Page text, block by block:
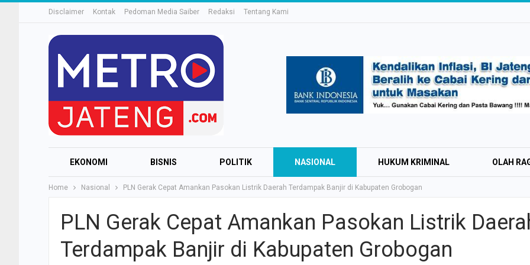
Disclaimer Kontak Pedoman Media Saiber Redaksi Tentang Kami
EKONOMI BISNIS POLITIK NASIONAL HUKUM KRIMINAL OLAH
Home Nasional PLN Gerak Cepat Amankan Pasokan Listrik Daerah Terdampak Banjir di Kabupaten Grobogan
PLN Gerak Cepat Amankan Pasokan Listrik
Terdampak Banjir di Kabupaten Grobogan